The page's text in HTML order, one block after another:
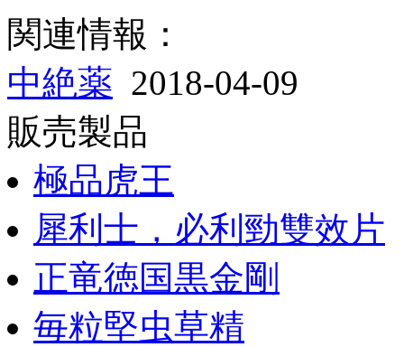
関連情報：
中絶薬 2018-04-09
販売製品
極品虎王
犀利士，必利勁雙效片
正竜徳国黒金剛
毎粒堅虫草精